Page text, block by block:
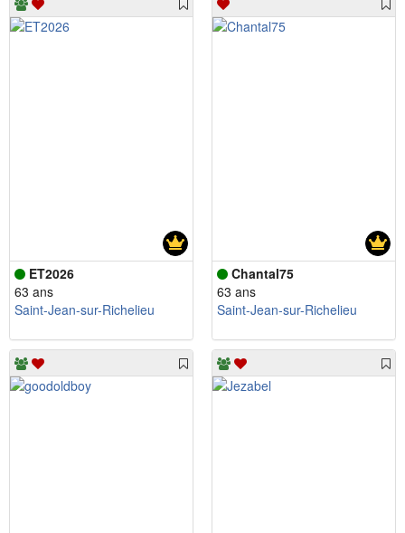
ET2026
63 ans
Saint-Jean-sur-Richelieu
Chantal75
63 ans
Saint-Jean-sur-Richelieu